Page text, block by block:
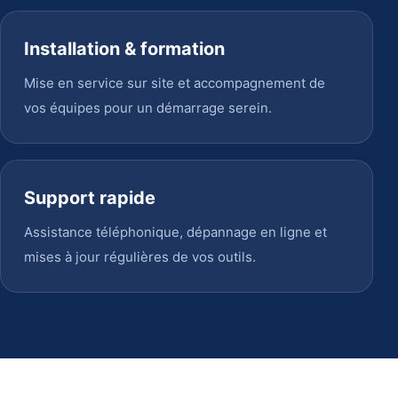
Installation & formation
Mise en service sur site et accompagnement de
vos équipes pour un démarrage serein.
Support rapide
Assistance téléphonique, dépannage en ligne et
mises à jour régulières de vos outils.